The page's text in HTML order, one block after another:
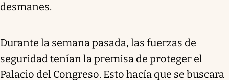
desmanes.
Durante la semana pasada, las fuerzas de
seguridad tenían la premisa de proteger el
Palacio del Congreso. Esto hacía que se buscara